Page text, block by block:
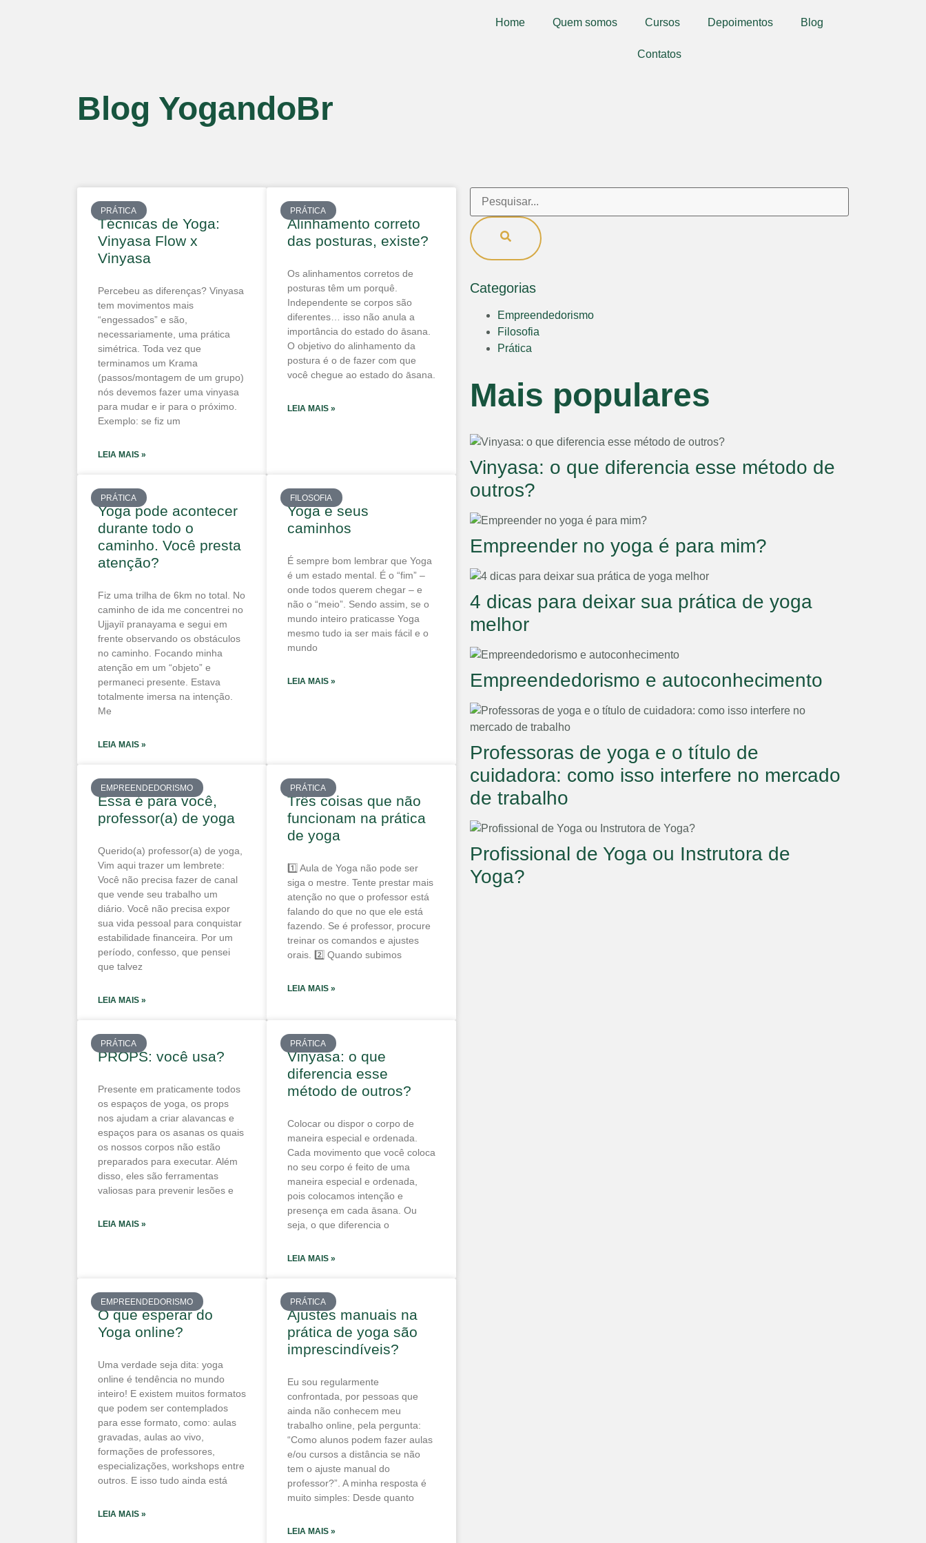
Home Quem somos Cursos Depoimentos Blog
Contatos
Blog YogandoBr
PRÁTICA
Técnicas de Yoga:
Vinyasa Flow x
Vinyasa
Percebeu as diferenças? Vinyasa
tem movimentos mais
“engessados” e são,
necessariamente, uma prática
simétrica. Toda vez que
terminamos um Krama
(passos/montagem de um grupo)
nós devemos fazer uma vinyasa
para mudar e ir para o próximo.
Exemplo: se fiz um
LEIA MAIS »
PRÁTICA
Alinhamento correto
das posturas, existe?
Os alinhamentos corretos de
posturas têm um porquê.
Independente se corpos são
diferentes… isso não anula a
importância do estado do āsana.
O objetivo do alinhamento da
postura é o de fazer com que
você chegue ao estado do āsana.
LEIA MAIS »
PRÁTICA
Yoga pode acontecer
durante todo o
caminho. Você presta
atenção?
Fiz uma trilha de 6km no total. No
caminho de ida me concentrei no
Ujjayiī pranayama e segui em
frente observando os obstáculos
no caminho. Focando minha
atenção em um “objeto” e
permaneci presente. Estava
totalmente imersa na intenção.
Me
LEIA MAIS »
FILOSOFIA
Yoga e seus
caminhos
É sempre bom lembrar que Yoga
é um estado mental. É o “fim” –
onde todos querem chegar – e
não o “meio”. Sendo assim, se o
mundo inteiro praticasse Yoga
mesmo tudo ia ser mais fácil e o
mundo
LEIA MAIS »
EMPREENDEDORISMO
Essa é para você,
professor(a) de yoga
Querido(a) professor(a) de yoga,
Vim aqui trazer um lembrete:
Você não precisa fazer de canal
que vende seu trabalho um
diário. Você não precisa expor
sua vida pessoal para conquistar
estabilidade financeira. Por um
período, confesso, que pensei
que talvez
LEIA MAIS »
PRÁTICA
Três coisas que não
funcionam na prática
de yoga
1️⃣ Aula de Yoga não pode ser
siga o mestre. Tente prestar mais
atenção no que o professor está
falando do que no que ele está
fazendo. Se é professor, procure
treinar os comandos e ajustes
orais. 2️⃣ Quando subimos
LEIA MAIS »
PRÁTICA
PROPS: você usa?
Presente em praticamente todos
os espaços de yoga, os props
nos ajudam a criar alavancas e
espaços para os asanas os quais
os nossos corpos não estão
preparados para executar. Além
disso, eles são ferramentas
valiosas para prevenir lesões e
LEIA MAIS »
PRÁTICA
Vinyāsa: o que
diferencia esse
método de outros?
Colocar ou dispor o corpo de
maneira especial e ordenada.
Cada movimento que você coloca
no seu corpo é feito de uma
maneira especial e ordenada,
pois colocamos intenção e
presença em cada āsana. Ou
seja, o que diferencia o
LEIA MAIS »
EMPREENDEDORISMO
O que esperar do
Yoga online?
Uma verdade seja dita: yoga
online é tendência no mundo
inteiro! E existem muitos formatos
que podem ser contemplados
para esse formato, como: aulas
gravadas, aulas ao vivo,
formações de professores,
especializações, workshops entre
outros. E isso tudo ainda está
LEIA MAIS »
PRÁTICA
Ajustes manuais na
prática de yoga são
imprescindíveis?
Eu sou regularmente
confrontada, por pessoas que
ainda não conhecem meu
trabalho online, pela pergunta:
“Como alunos podem fazer aulas
e/ou cursos a distância se não
tem o ajuste manual do
professor?”. A minha resposta é
muito simples: Desde quanto
LEIA MAIS »
Categorias
Empreendedorismo
Filosofia
Prática
Mais populares
Vinyasa: o que diferencia esse método de
outros?
Empreender no yoga é para mim?
4 dicas para deixar sua prática de yoga
melhor
Empreendedorismo e autoconhecimento
Professoras de yoga e o título de
cuidadora: como isso interfere no mercado
de trabalho
Profissional de Yoga ou Instrutora de
Yoga?